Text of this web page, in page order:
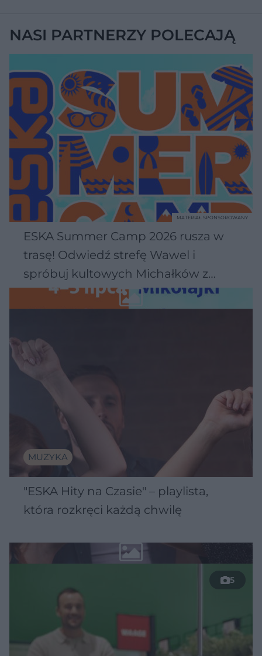
NASI PARTNERZY POLECAJĄ
ESKA Summer Camp 2026 rusza w
trasę! Odwiedź strefę Wawel i
spróbuj kultowych Michałków z
Wawelu
MATERIAŁ SPONSOROWANY
MUZYKA
"ESKA Hity na Czasie" – playlista,
która rozkręci każdą chwilę
5